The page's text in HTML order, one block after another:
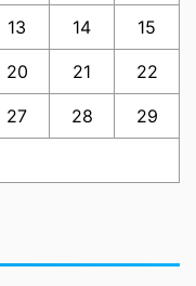
13 14 15
20 21 22
27 28 29